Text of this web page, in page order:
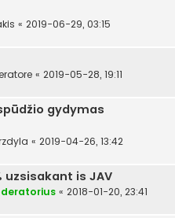
« 2019-06-29, 03:15
« 2019-05-28, 19:11
gydymas
« 2019-04-26, 13:42
uzsisakant is JAV
« 2018-01-20, 23:41